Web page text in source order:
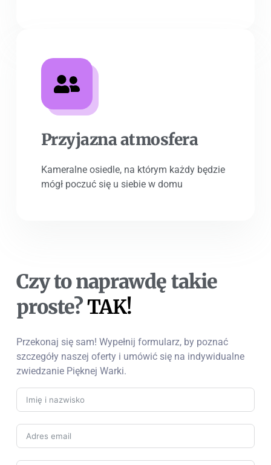
Przyjazna atmosfera
Kameralne osiedle, na którym każdy będzie
mógł poczuć się u siebie w domu
Czy to naprawdę takie
proste?TAK!
Przekonaj się sam! Wypełnij formularz, by poznać
szczegóły naszej oferty i umówić się na indywidualne
zwiedzanie Pięknej Warki.